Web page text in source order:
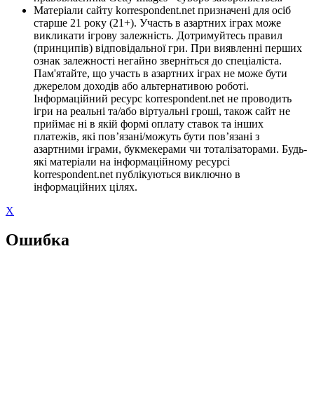
Матеріали сайту korrespondent.net призначені для осіб
старше 21 року (21+). Участь в азартних іграх може
викликати ігрову залежність. Дотримуйтесь правил
(принципів) відповідальної гри. При виявленні перших
ознак залежності негайно зверніться до спеціаліста.
Пам'ятайте, що участь в азартних іграх не може бути
джерелом доходів або альтернативою роботі.
Інформаційний ресурс korrespondent.net не проводить
ігри на реальні та/або віртуальні гроші, також сайт не
приймає ні в якій формі оплату ставок та інших
платежів, які пов’язані/можуть бути пов’язані з
азартними іграми, букмекерами чи тоталізаторами. Будь-
які матеріали на інформаційному ресурсі
korrespondent.net публікуються виключно в
інформаційних цілях.
X
Ошибка